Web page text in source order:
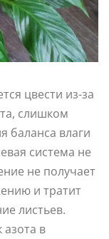
цвести из-за
слишком
баланса влаги
система не
не получает
и тратит
листьев.
азота в